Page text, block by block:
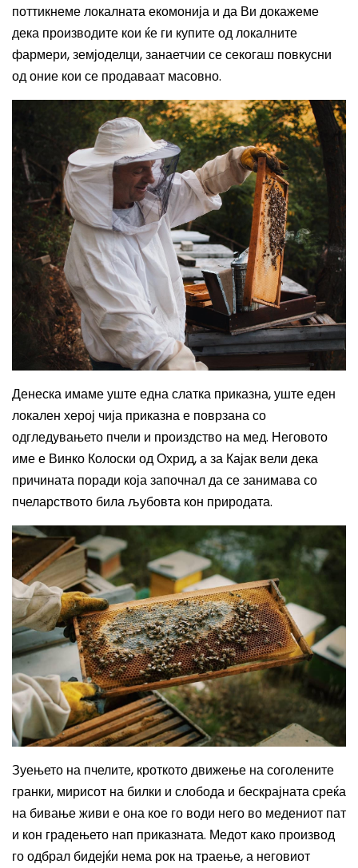
поттикнеме локалната екомонија и да Ви докажеме
дека производите кои ќе ги купите од локалните
фармери, земјоделци, занаетчии се секогаш повкусни
од оние кои се продаваат масовно.
Денеска имаме уште една слатка приказна, уште еден
локален херој чија приказна е поврзана со
одгледувањето пчели и произдство на мед. Неговото
име е Винко Колоски од Охрид, а за Кајак вели дека
причината поради која започнал да се занимава со
пчеларството била љубовта кон природата.
Зуењето на пчелите, кроткото движење на соголените
гранки, мирисот на билки и слобода и бескрајната среќа
на бивање живи е она кое го води него во медениот пат
и кон градењето нап приказната. Медот како производ
го одбрал бидејќи нема рок на траење, а неговиот